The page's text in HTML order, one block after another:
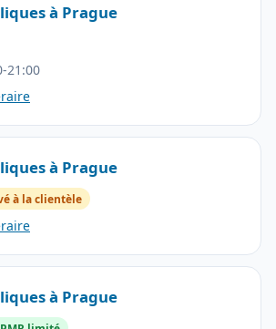
à Prague
21:00
à Prague
à la clientèle
à Prague